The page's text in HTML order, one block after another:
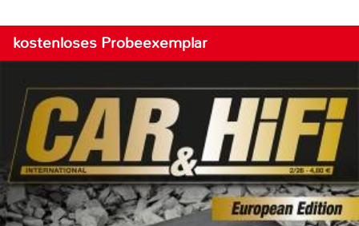
kostenloses Probeexemplar